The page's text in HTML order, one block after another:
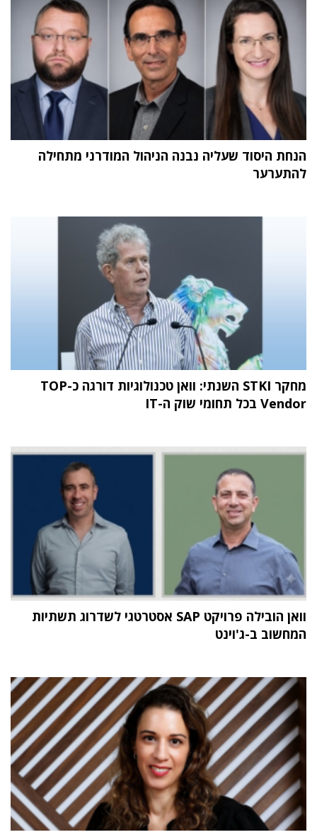
הנחת היסוד שעליה נבנה הניהול המודרני מתחילה
להתערער
מחקר STKI השנתי: וואן טכנולוגיות דורגה כ-TOP
Vendor בכל תחומי שוק ה-IT
וואן הובילה פרויקט SAP אסטרטגי לשדרוג תשתיות
המחשוב ב-ג'וינט